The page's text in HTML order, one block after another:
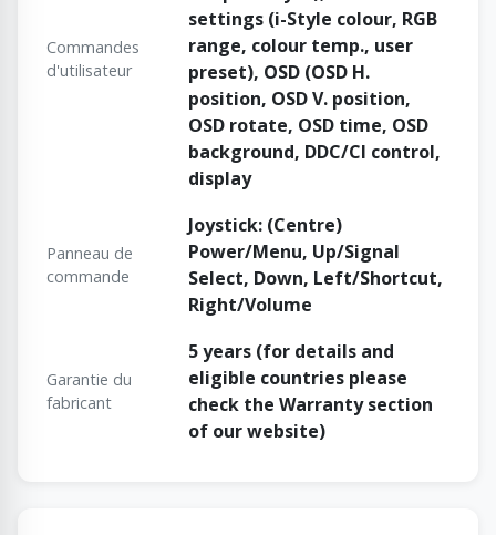
Commandes
d'utilisateur
settings (i-Style colour, RGB
range, colour temp., user
preset), OSD (OSD H.
position, OSD V. position,
OSD rotate, OSD time, OSD
background, DDC/CI control,
display
Panneau de
commande
Joystick: (Centre)
Power/Menu, Up/Signal
Select, Down, Left/Shortcut,
Right/Volume
Garantie du
fabricant
5 years (for details and
eligible countries please
check the Warranty section
of our website)